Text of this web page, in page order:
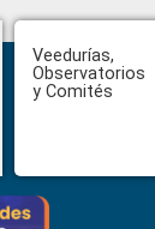
Veedurías,
Observatorios
y Comités